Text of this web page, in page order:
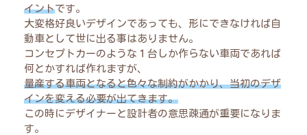
イントです。
大変格好良いデザインであっても、形にできなければ自
動車として世に出る事はありません。
コンセプトカーのような１台しか作らない車両であれば
何とかすれば作れますが、
量産する車両となると色々な制約がかかり、当初のデザ
インを変える必要が出てきます。
この時にデザイナーと設計者の意思疎通が重要になりま
す。